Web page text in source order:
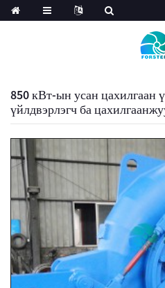
850 кВт-ын усан цахилгаан
үйлдвэрлэгч ба